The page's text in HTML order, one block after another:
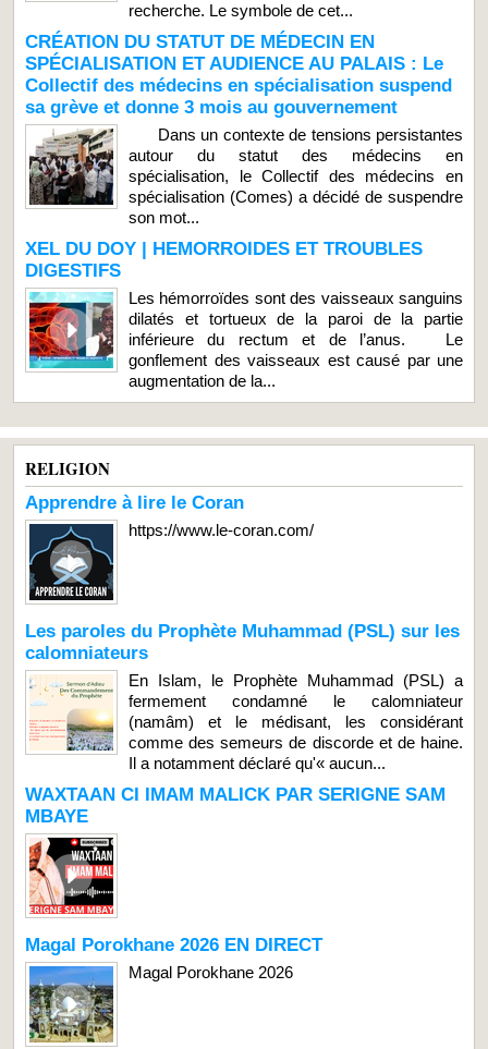
recherche. Le symbole de cet...
CRÉATION DU STATUT DE MÉDECIN EN
SPÉCIALISATION ET AUDIENCE AU PALAIS : Le
Collectif des médecins en spécialisation suspend
sa grève et donne 3 mois au gouvernement
Dans un contexte de tensions persistantes
autour du statut des médecins en
spécialisation, le Collectif des médecins en
spécialisation (Comes) a décidé de suspendre
son mot...
XEL DU DOY | HEMORROIDES ET TROUBLES
DIGESTIFS
Les hémorroïdes sont des vaisseaux sanguins
dilatés et tortueux de la paroi de la partie
inférieure du rectum et de l’anus. Le
gonflement des vaisseaux est causé par une
augmentation de la...
RELIGION
Apprendre à lire le Coran
https://www.le-coran.com/
Les paroles du Prophète Muhammad (PSL) sur les
calomniateurs
En Islam, le Prophète Muhammad (PSL) a
fermement condamné le calomniateur
(namâm) et le médisant, les considérant
comme des semeurs de discorde et de haine.
Il a notamment déclaré qu'« aucun...
WAXTAAN CI IMAM MALICK PAR SERIGNE SAM
MBAYE
Magal Porokhane 2026 EN DIRECT
Magal Porokhane 2026